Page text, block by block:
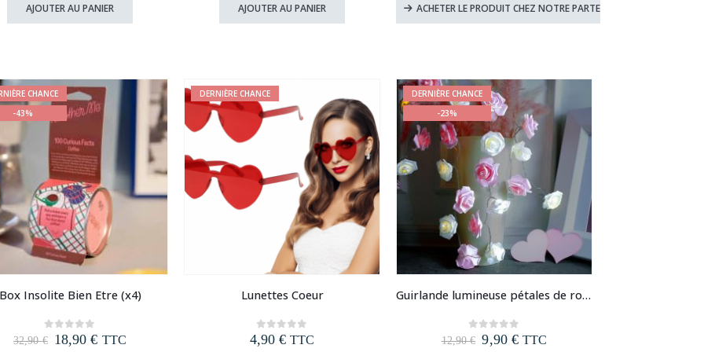
était : est :
AJOUTER AU PANIER
était : est :
AJOUTER AU PANIER
était :
est :
ACHETER LE PRODUIT CHEZ NOTRE PARTENAIRE
CHANCE
-43%
Box Insolite Bien Etre (x4)
0 out of 5
32,90€ Le
18,90€Le
TTC
DERNIÈRE CHANCE
Lunettes Coeur
0out of 5
4,90 € TTC
DERNIÈRE CHANCE
-23%
Guirlande lumineuse pétales de rose
0 out of 5
12,90€ Le
9,90 €Le
TTC